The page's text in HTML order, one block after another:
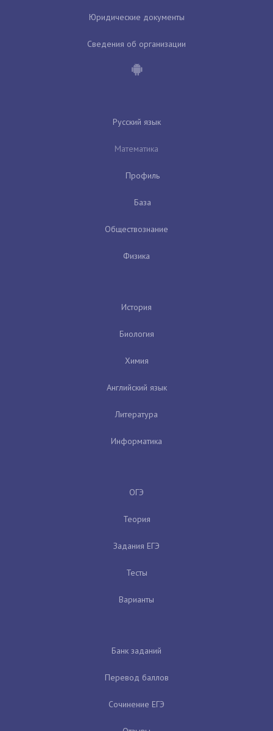
Юридические документы
Сведения об организации
Русский язык
Математика
Профиль
База
Обществознание
Физика
История
Биология
Химия
Английский язык
Литература
Информатика
ОГЭ
Теория
Задания ЕГЭ
Тесты
Варианты
Банк заданий
Перевод баллов
Сочинение ЕГЭ